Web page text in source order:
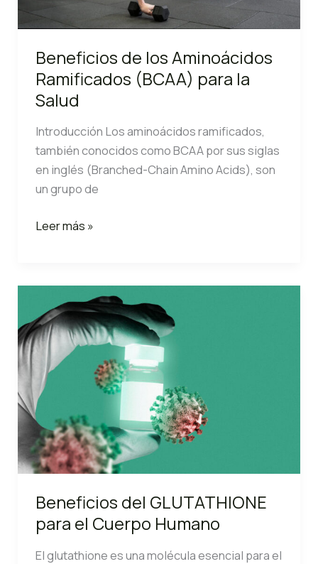
Beneficios de los Aminoácidos
Ramificados (BCAA) para la
Salud
Introducción Los aminoácidos ramificados,
también conocidos como BCAA por sus siglas
en inglés (Branched-Chain Amino Acids), son
un grupo de
Beneficios
Aminoácidos
Ramificados
(BCAA)
para
Salud
Leer más »
Beneficios del GLUTATHIONE
para el Cuerpo Humano
El glutathione es una molécula esencial para el